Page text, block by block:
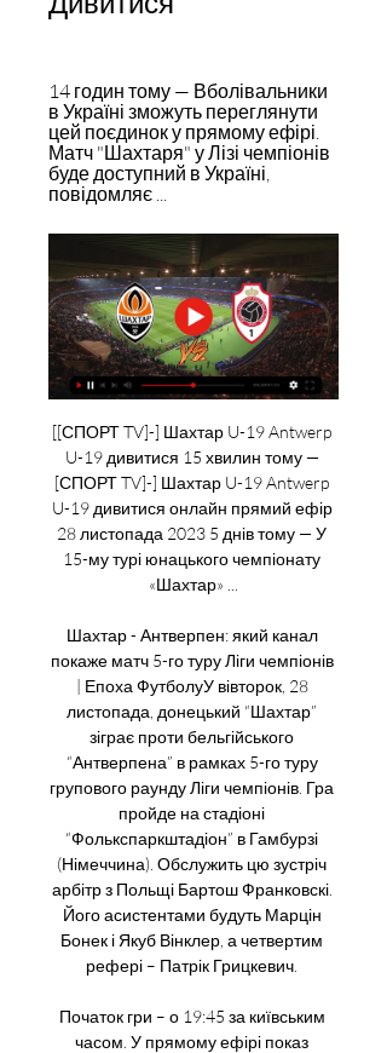
14 годин тому — Вболівальники
в Україні зможуть переглянути
цей поєдинок у прямому ефірі.
Матч "Шахтаря" у Лізі чемпіонів
буде доступний в Україні,
повідомляє ...
[[СПОРТ TV]-] Шахтар U-19 Antwerp
U-19 дивитися 15 хвилин тому —
[СПОРТ TV]-] Шахтар U-19 Antwerp
U-19 дивитися онлайн прямий ефір
28 листопада 2023 5 днів тому — У
15-му турі юнацького чемпіонату
«Шахтар» ...
Шахтар - Антверпен: який канал
покаже матч 5-го туру Ліги чемпіонів
| Епоха ФутболуУ вівторок, 28
листопада, донецький “Шахтар”
зіграє проти бельгійського
“Антверпена” в рамках 5-го туру
групового раунду Ліги чемпіонів. Гра
пройде на стадіоні
“Фолькспаркштадіон” в Гамбурзі
(Німеччина). Обслужить цю зустріч
арбітр з Польщі Бартош Франковскі.
Його асистентами будуть Марцін
Бонек і Якуб Вінклер, а четвертим
рефері – Патрік Грицкевич.
Початок гри – о 19:45 за київським
часом. У прямому ефірі показ